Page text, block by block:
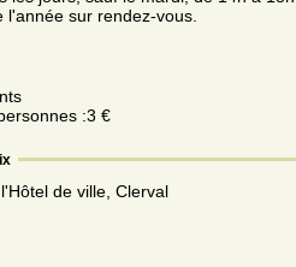
sur rendez-vous.
:3 €
de ville, Clerval